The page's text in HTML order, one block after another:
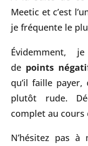
Meetic et c’est
je fréquente le
Évidemment,
de points
qu’il faille
plutôt rude.
complet au cours
N’hésitez pas